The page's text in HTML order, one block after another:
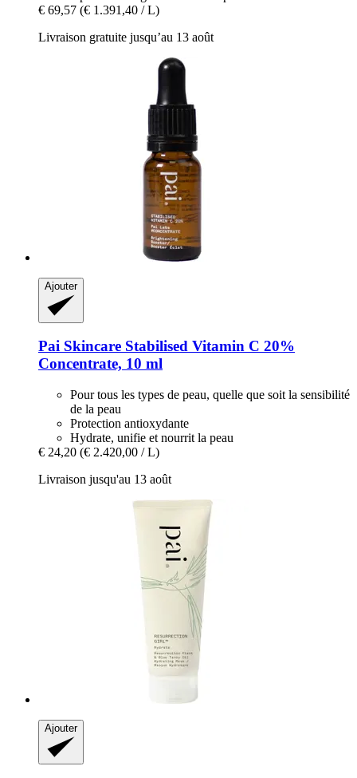
€ 69,57 (€ 1.391,40 / L)
Livraison gratuite jusqu’au 13 août
Ajouter
Pai Skincare Stabilised Vitamin C 20%
Concentrate, 10 ml
Pour tous les types de peau, quelle que soit la sensibilité
de la peau
Protection antioxydante
Hydrate, unifie et nourrit la peau
€ 24,20 (€ 2.420,00 / L)
Livraison jusqu'au 13 août
Ajouter